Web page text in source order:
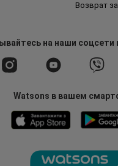
Возврат
на наши соцсети
Watsons в вашем